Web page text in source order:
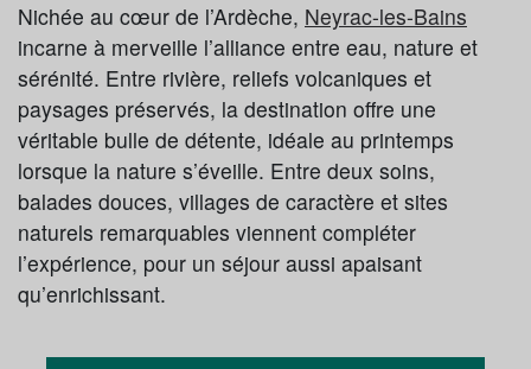
Nichée au cœur de l’Ardèche, Neyrac-les-Bains
incarne à merveille l’alliance entre eau, nature et
sérénité. Entre rivière, reliefs volcaniques et
paysages préservés, la destination offre une
véritable bulle de détente, idéale au printemps
lorsque la nature s’éveille. Entre deux soins,
balades douces, villages de caractère et sites
naturels remarquables viennent compléter
l’expérience, pour un séjour aussi apaisant
qu’enrichissant.